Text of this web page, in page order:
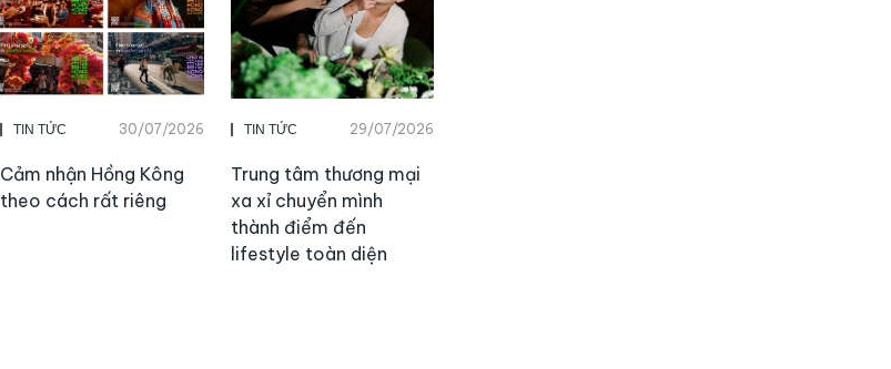
TIN TỨC 30/07/2026
Cảm nhận Hồng Kông
theo cách rất riêng
TIN TỨC 29/07/2026
Trung tâm thương mại
xa xỉ chuyển mình
thành điểm đến
lifestyle toàn diện